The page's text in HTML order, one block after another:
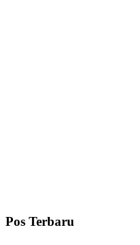
Pos Terbaru